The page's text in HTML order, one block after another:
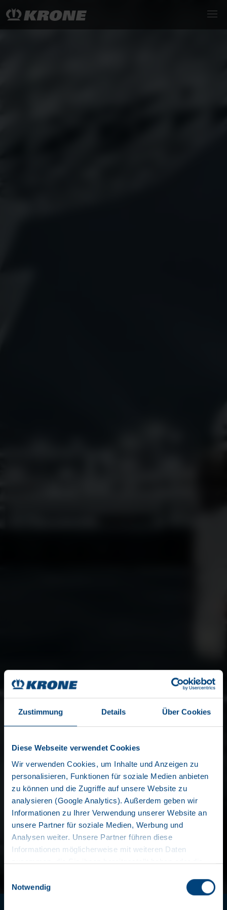
Zustimmung Details Über Cookies
Diese Webseite verwendet Cookies
Wir verwenden Cookies, um Inhalte und Anzeigen zu
personalisieren, Funktionen für soziale Medien anbieten
zu können und die Zugriffe auf unsere Website zu
analysieren (Google Analytics). Außerdem geben wir
Informationen zu Ihrer Verwendung unserer Website an
unsere Partner für soziale Medien, Werbung und
Analysen weiter. Unsere Partner führen diese
Informationen möglicherweise mit weiteren Daten
zusammen, die Sie ihnen bereitgestellt haben oder die
haben. Wir setzen im Rahmen des Trackings auch
Notwendig
KÜHLSATTELAUFLIEGER
SIE HABEN RICHTIG VIEL
AUF DEM KASTEN
Der KRONE Cool Liner ist die einfachste und beste Art,